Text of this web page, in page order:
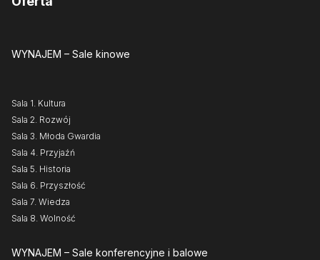
WYNAJEM – Sale kinowe
Sala 1. Kultura
Sala 2. Rozwój
Sala 3. Młoda Gwardia
Sala 4. Przyjaźń
Sala 5. Historia
Sala 6. Przyszłość
Sala 7. Wiedza
Sala 8. Wolność
WYNAJEM – Sale konferencyjne i balowe